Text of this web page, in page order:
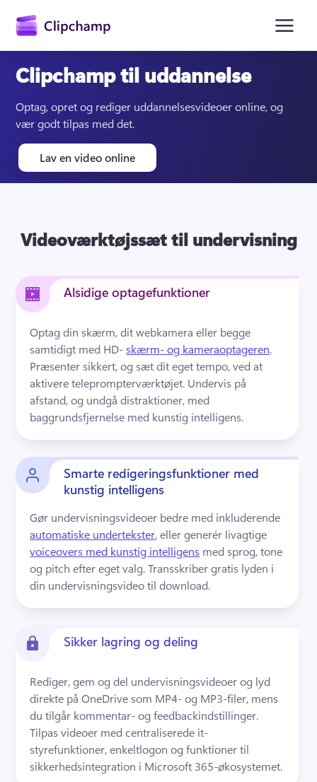
Clipchamp til uddannelse
Optag, opret og rediger uddannelsesvideoer online, og
vær godt tilpas med det.
Lav en video online
Videoværktøjssæt til undervisning
Alsidige optagefunktioner
Optag din skærm, dit webkamera eller begge
samtidigt med HD- skærm- og kameraoptageren
Præsenter sikkert, og sæt dit eget tempo, ved at
aktivere teleprompterværktøjet. Undervis på
afstand, og undgå distraktioner, med
baggrundsfjernelse med kunstig intelligens.
Smarte redigeringsfunktioner med
kunstig intelligens
Gør undervisningsvideoer bedre med inkluderende
automatiske undertekster, eller generér livagtige
voiceovers med kunstig intelligens med sprog, tone
og pitch efter eget valg. Transskriber gratis lyden i
din undervisningsvideo til download.
Sikker lagring og deling
Rediger, gem og del undervisningsvideoer og lyd
direkte på OneDrive som MP4- og MP3-filer, mens
Tilpas videoer med centraliserede it-
styrefunktioner, enkeltlogon og funktioner til
sikkerhedsintegration i Microsoft 365-økosystemet.